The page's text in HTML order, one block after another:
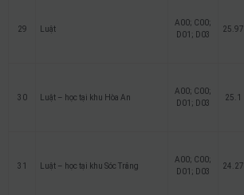
29 Luật
A00; C00;
D01; D03
25.97
30 Luật – học tại khu Hòa An
A00; C00;
D01; D03
25.1
31 Luật – học tại khu Sóc Trăng
A00; C00;
D01; D03
24.27